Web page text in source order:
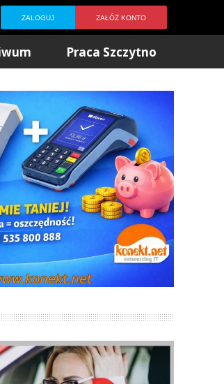
ZALOGUJ ZAŁÓŻ KONTO
Praca Szczytno